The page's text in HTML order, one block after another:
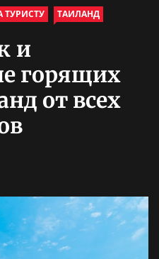
ТУРИСТУ ТАИЛАНД
и
горящих
от всех